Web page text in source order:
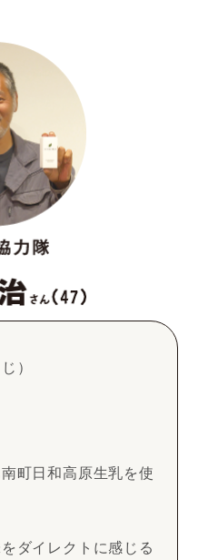
）
町日和高原生乳を使
ダイレクトに感じる